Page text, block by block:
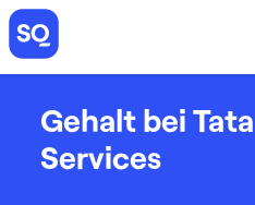
Gehalt bei
Services